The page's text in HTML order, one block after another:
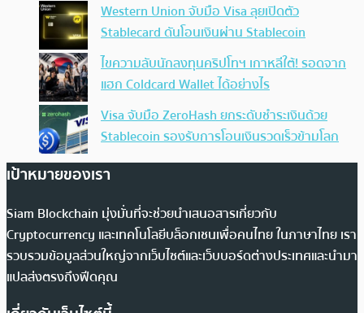
Western Union จับมือ Visa ลุยเปิดตัว
Stablecard ดันโอนเงินผ่าน Stablecoin
ไขความลับนักลงทุนคริปโทฯ เกาหลีใต้! รอดจาก
แฮก Coldcard Wallet ได้อย่างไร
Visa จับมือ ZeroHash ยกระดับชำระเงินด้วย
Stablecoin รองรับการโอนเงินรวดเร็วข้ามโลก
เป้าหมายของเรา
Siam Blockchain มุ่งมั่นที่จะช่วยนำเสนอสารเกี่ยวกับ
Cryptocurrency และเทคโนโลยีบล็อกเชนเพื่อคนไทย ในภาษาไทย เรา
รวบรวมข้อมูลส่วนใหญ่จากเว็บไซต์และเว็บบอร์ดต่างประเทศและนำมา
แปลส่งตรงถึงฟีดคุณ